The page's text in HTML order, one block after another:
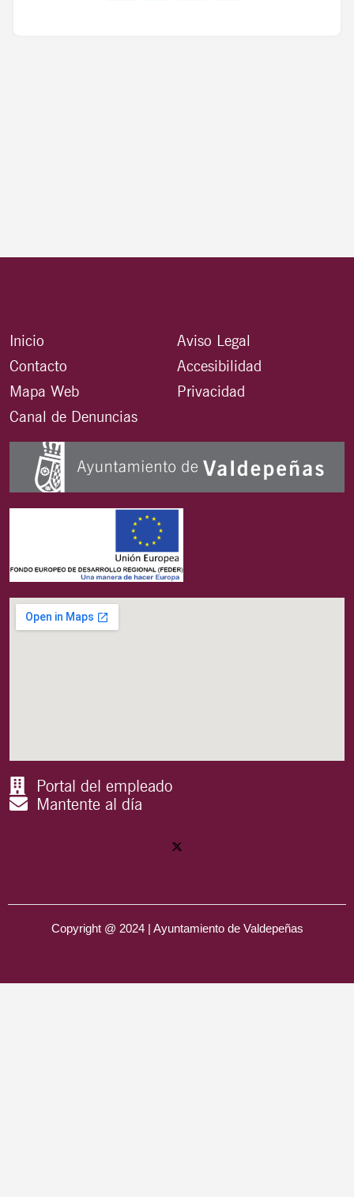
Inicio
Contacto
Mapa Web
Canal de Denuncias
Aviso Legal
Accesibilidad
Privacidad
Portal del empleado
Mantente al día
Copyright @ 2024 | Ayuntamiento de Valdepeñas